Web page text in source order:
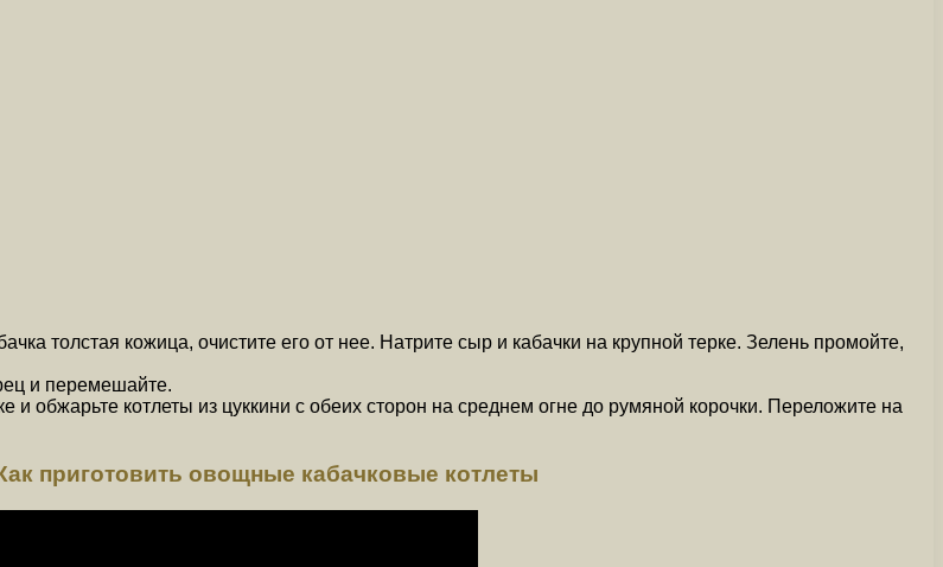
толстая кожица, очистите его от нее. Натрите сыр и кабачки на крупной терке. Зелень промойте,
и перемешайте.
и обжарьте котлеты из цуккини с обеих сторон на среднем огне до румяной корочки. Переложите на
приготовить овощные кабачковые котлеты